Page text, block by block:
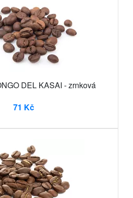
DEL KASAI - zrnková
71 Kč